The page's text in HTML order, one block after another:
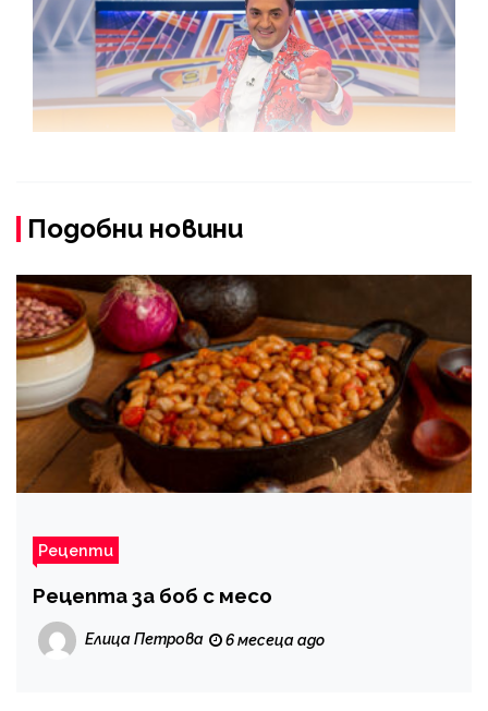
Подобни новини
Рецепти
Рецепта за боб с месо
Елица Петрова 6 месеца ago